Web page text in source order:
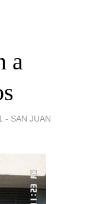
a
- SAN JUAN